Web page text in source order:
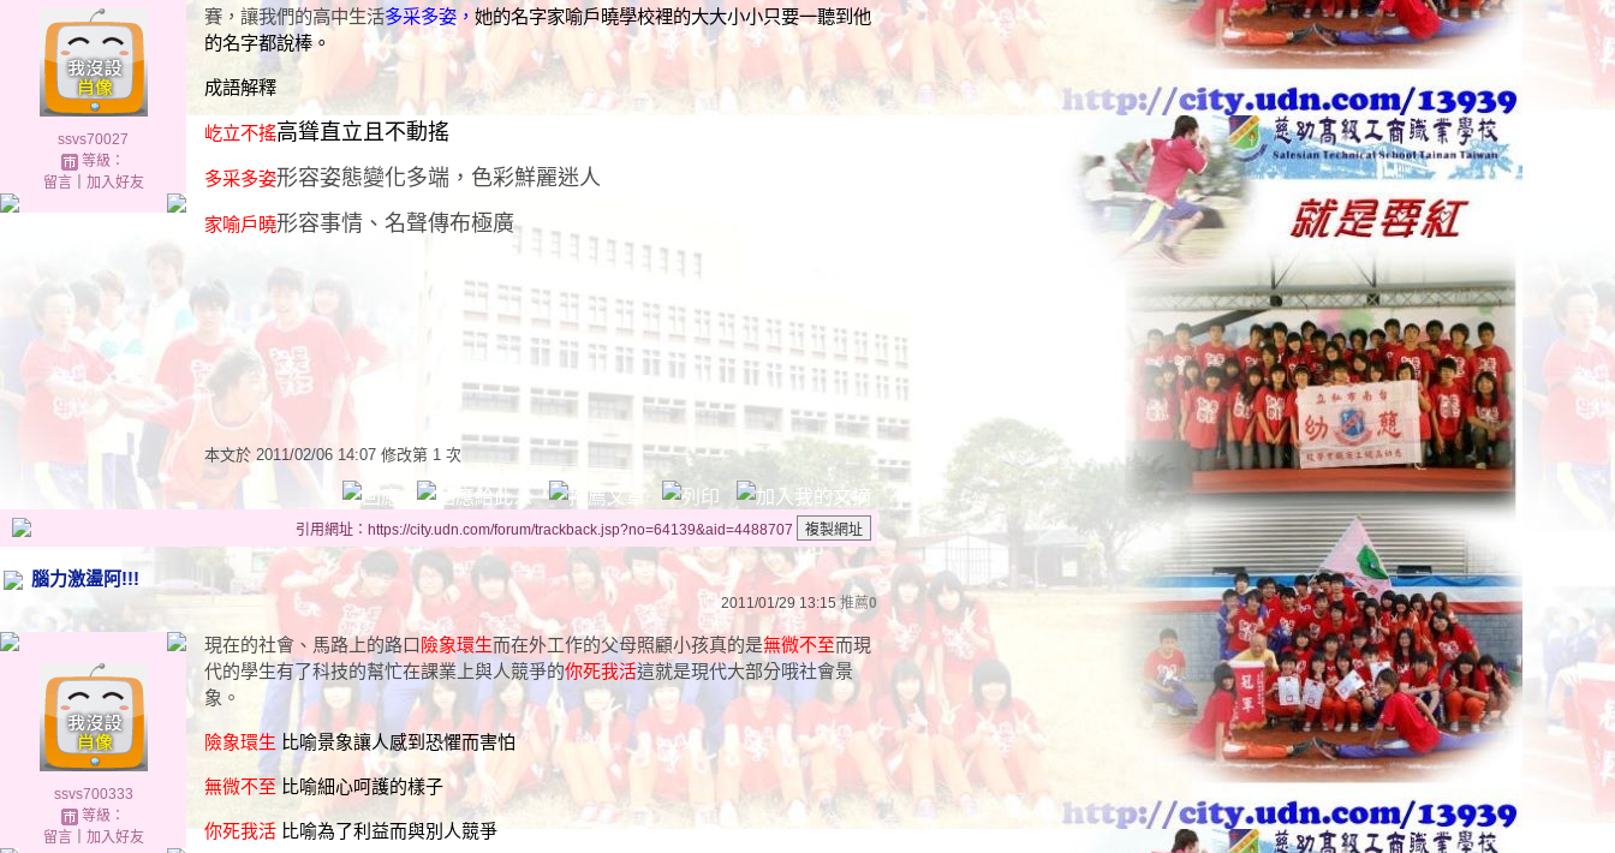
ssvs70027
等級：
留言｜ 加入好友
賽，讓我們的高中生活多采多姿， 她的名字家喻戶曉學校裡的大大小小只要一聽到他
的名字都說棒。
成語解釋
屹立不搖高聳直立且不動搖
多采多姿形容姿態變化多端，色彩鮮麗迷人
家喻戶曉形容事情、名聲傳布極廣
本文於 2011/02/06 14:07 修改第 1 次
引用網址：https://city.udn.com/forum/trackback.jsp?no=64139&aid=4488707
腦力激盪阿!!!
2011/01/29 13:15推薦0
ssvs700333
等級：
留言｜ 加入好友
現在的社會、馬路上的路口 險象環生而在外工作的父母照顧小孩真的是無微不至而現
代的學生有了科技的幫忙在課業上與人競爭的你死我活這就是現代大部分哦社會景
象。
險象環生 比喻景象讓人感到恐懼而害怕
無微不至 比喻細心呵護的樣子
你死我活比喻為了利益而與別人競爭